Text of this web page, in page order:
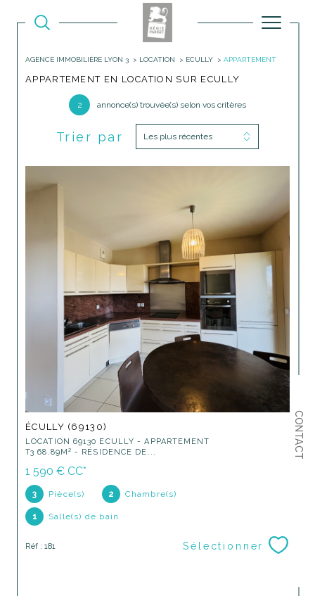
CONTACT
AGENCE IMMOBILIÈRE LYON 3 LOCATION ECULLY APPARTEMENT
APPARTEMENT EN LOCATION SUR ECULLY
2 annonce(s) trouvée(s) selon vos critères
Trier par Les plus récentes
ÉCULLY (69130)
LOCATION 69130 ECULLY - APPARTEMENT
T3 68.89M² - RÉSIDENCE DE...
1 590 € CC*
3 Pièce(s) 2 Chambre(s)
1 Salle(s) de bain
Réf : 181 Sélectionner